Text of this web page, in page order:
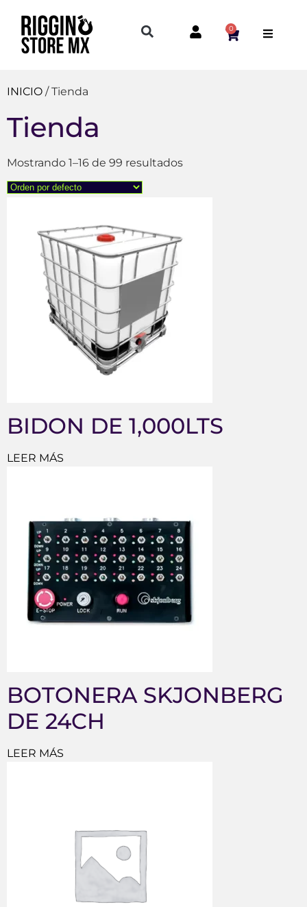
0
INICIO / Tienda
Tienda
Mostrando 1–16 de 99 resultados
BIDON DE 1,000LTS
LEER MÁS
BOTONERA SKJONBERG
DE 24CH
LEER MÁS